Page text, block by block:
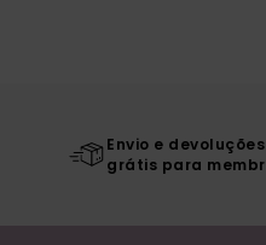
Envio e devoluções
grátis para